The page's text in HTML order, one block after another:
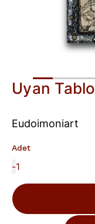
Uyan Tablo
Eudoimoniart
Adet
-